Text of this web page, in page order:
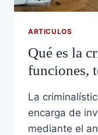
ARTICULOS
Qué es la
funciones,
La
encarga de
mediante el